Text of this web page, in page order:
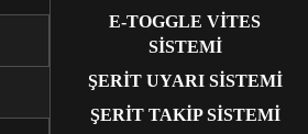
E-TOGGLE VİTES
SİSTEMİ
ŞERİT UYARI SİSTEMİ
ŞERİT TAKİP SİSTEMİ